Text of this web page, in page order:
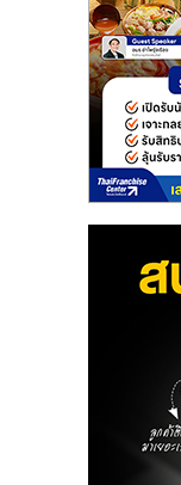
ปรึกษา
การ
ลงทุน
และ
ขยาย